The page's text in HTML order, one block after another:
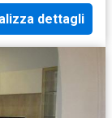
dettagli